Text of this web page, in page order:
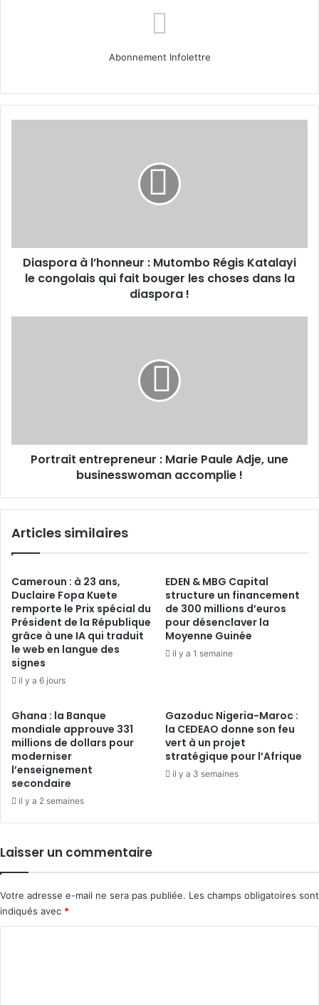
Abonnement Infolettre
congolais
quiDiaspora à l’honneur : Mutombo Régis Katalayi
le congolais qui fait bouger les choses dans la
diaspora !
accomplie !
Portrait entrepreneur : Marie Paule Adje, une
businesswoman accomplie !
Articles similaires
Cameroun : à 23 ans,
Duclaire Fopa Kuete
remporte le Prix spécial du
Président de la République
grâce à une IA qui traduit
le web en langue des
signes
il y a 6 jours
EDEN & MBG Capital
structure un financement
de 300 millions d’euros
pour désenclaver la
Moyenne Guinée
il y a 1 semaine
Ghana : la Banque
mondiale approuve 331
millions de dollars pour
moderniser
l’enseignement
secondaire
il y a 2 semaines
Gazoduc Nigeria-Maroc :
la CEDEAO donne son feu
vert à un projet
stratégique pour l’Afrique
il y a 3 semaines
Laisser un commentaire
Votre adresse e-mail ne sera pas publiée. Les champs obligatoires sont
indiqués avec *